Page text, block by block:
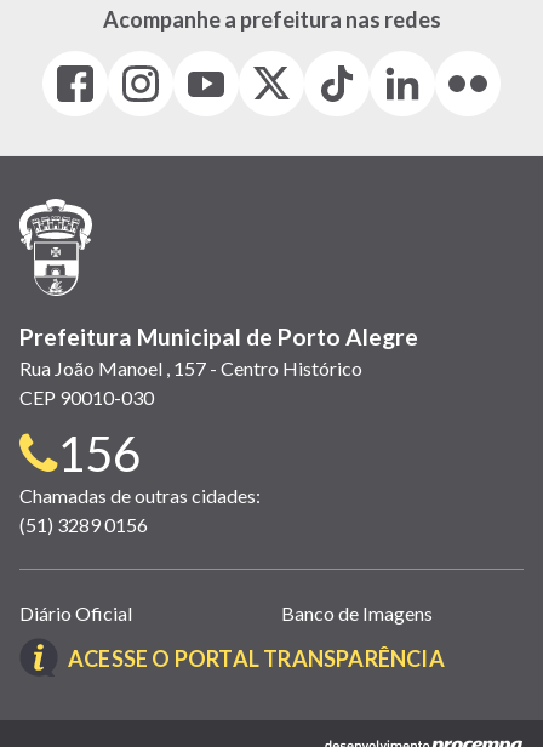
Acompanhe a prefeitura nas redes
Facebook
(link
em
janela)
Instagram
(link
em
(link
em
(Antigo
(link
Tiktok
(link
em
LinkedIn
(link
em
(link
em
Prefeitura Municipal de Porto Alegre
Rua João Manoel , 157 - Centro Histórico
CEP 90010-030
Telefone
para
contato:
156
Chamadas de outras cidades:
(51) 3289 0156
Links
úteis
(abrem
nova
Diário Oficial Banco de Imagens
ACESSE O PORTAL TRANSPARÊNCIA(LINK
EM